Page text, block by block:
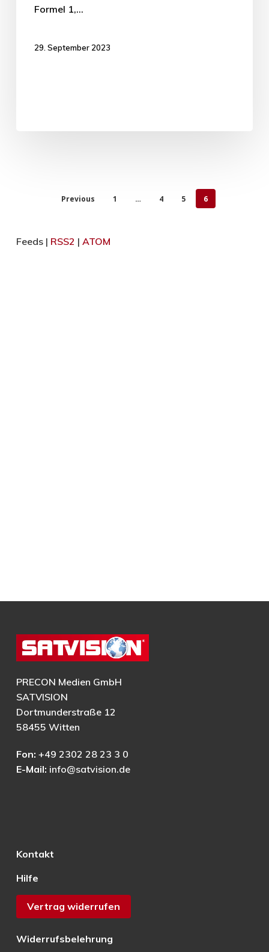
Formel 1,…
29. September 2023
Previous 1 … 4 5 6
Feeds | RSS2 | ATOM
PRECON Medien GmbH
SATVISION
Dortmunderstraße 12
58455 Witten
Fon: +49 2302 28 23 3 0
E-Mail: info@satvision.de
Kontakt
Hilfe
Vertrag widerrufen
Widerrufsbelehrung